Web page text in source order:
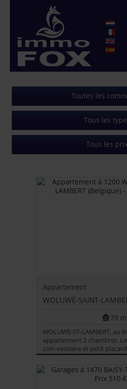
Toutes les
Tous les
Tous les
Appartement
WOLUWÉ-SAINT-
79
WOLUWE-ST-LAMBERT, au
appartement 2 chambres.
coin vestiaire et petit